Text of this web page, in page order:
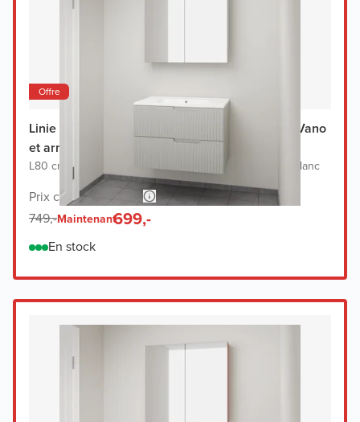
Offre
Linie Ribbo meuble salle de bains avec lavabo Vano
et armoir de toilette
L80 cm x P46 cm Meuble sous-lavabo greige Lavabo blanc
Prix conseillé 1.468,-
749,-Maintenant699,-
En stock